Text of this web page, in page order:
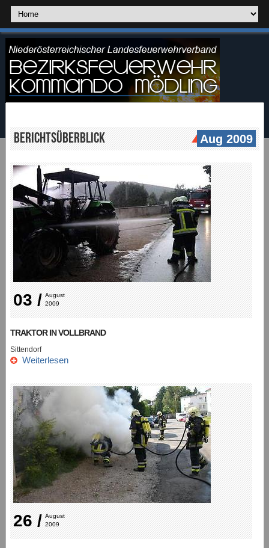
Berichtsüberblick Aug 2009
03 / August
2009
TRAKTOR IN VOLLBRAND
Sittendorf
Weiterlesen
26 / August
2009